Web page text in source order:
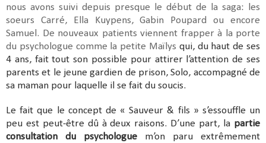
nous avons suivi depuis presque le début de la saga: les
soeurs Carré, Ella Kuypens, Gabin Poupard ou encore
Samuel. De nouveaux patients viennent frapper à la porte
du psychologue comme la petite Maïlys qui, du haut de ses
4 ans, fait tout son possible pour attirer l’attention de ses
parents et le jeune gardien de prison, Solo, accompagné de
sa maman pour laquelle il se fait du soucis.
Le fait que le concept de « Sauveur & fils » s’essouffle un
peu est peut-être dû à deux raisons. D’une part, la partie
consultation du psychologue m’on paru extrêmement